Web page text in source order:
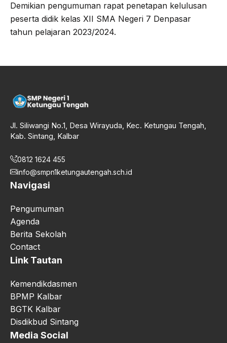
Demikian pengumuman rapat penetapan kelulusan
peserta didik kelas XII SMA Negeri 7 Denpasar
tahun pelajaran 2023/2024.
Jl. Siliwangi No.1, Desa Wirayuda, Kec. Ketungau Tengah,
Kab. Sintang, Kalbar
0812 1624 455
info@smpn1ketungautengah.sch.id
Navigasi
Pengumuman
Agenda
Berita Sekolah
Contact
Link Tautan
Kemendikdasmen
BPMP Kalbar
BGTK Kalbar
Disdikbud Sintang
Media Social